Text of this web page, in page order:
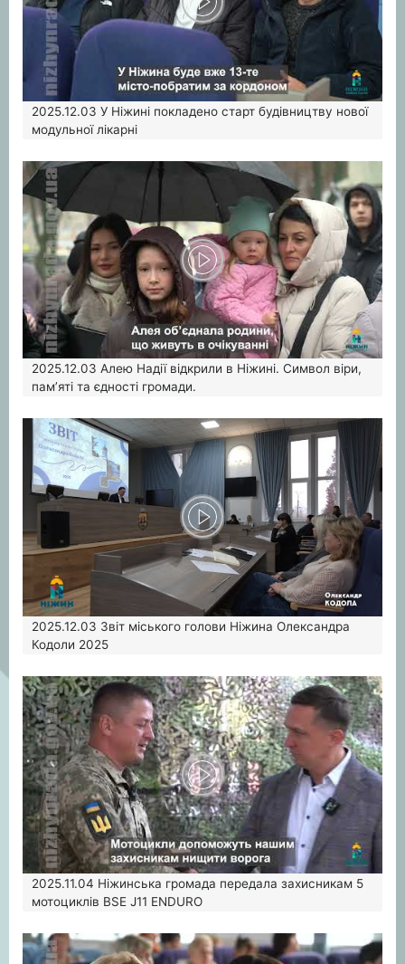
2025.12.03 У Ніжині покладено старт будівництву нової
модульної лікарні
2025.12.03 Алею Надії відкрили в Ніжині. Символ віри,
пам’яті та єдності громади.
2025.12.03 Звіт міського голови Ніжина Олександра
Кодоли 2025
2025.11.04 Ніжинська громада передала захисникам 5
мотоциклів BSE J11 ENDURO